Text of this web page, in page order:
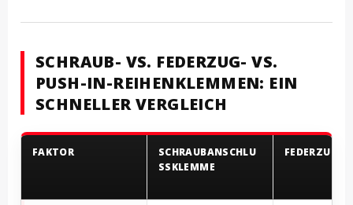
SCHRAUB- VS. FEDERZUG- VS.
PUSH-IN-REIHENKLEMMEN: EIN
SCHNELLER VERGLEICH
FAKTOR
SCHRAUBANSCHLU
SSKLEMME